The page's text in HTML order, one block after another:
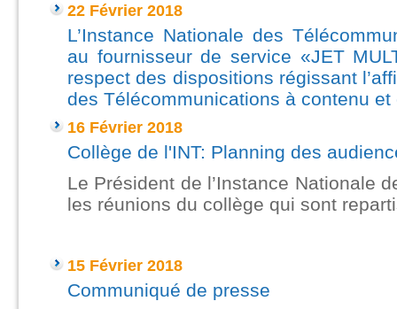
22 Février 2018
L’Instance Nationale des
au fournisseur de service «JET
respect des dispositions régissant
des Télécommunications à contenu
16 Février 2018
Collège de l'INT: Planning des
Le Président de l’Instance Nationale
les réunions du collège qui sont
15 Février 2018
Communiqué de presse